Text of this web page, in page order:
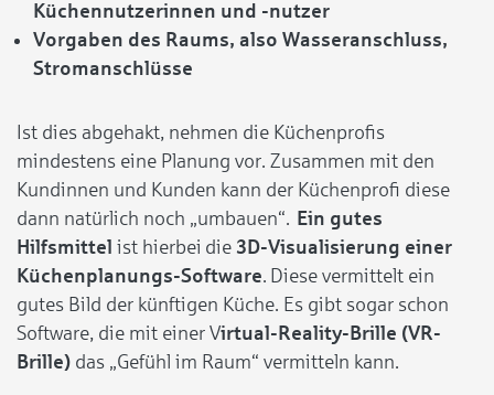
Küchennutzerinnen und -nutzer
Vorgaben des Raums, also Wasseranschluss,
Stromanschlüsse
Ist dies abgehakt, nehmen die Küchenprofis
mindestens eine Planung vor. Zusammen mit den
Kundinnen und Kunden kann der Küchenprofi diese
dann natürlich noch „umbauen“. Ein gutes
Hilfsmittel ist hierbei die 3D-Visualisierung einer
Küchenplanungs-Software. Diese vermittelt ein
gutes Bild der künftigen Küche. Es gibt sogar schon
Software, die mit einer Virtual-Reality-Brille (VR-
Brille) das „Gefühl im Raum“ vermitteln kann.